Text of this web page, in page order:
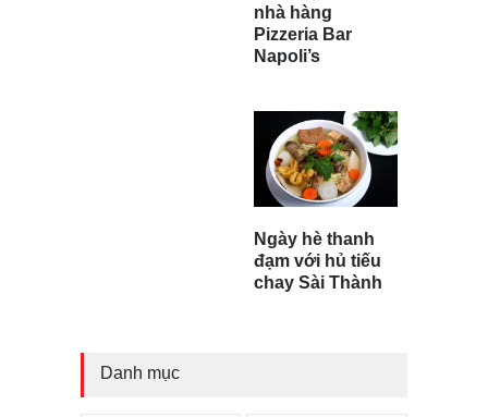
nhà hàng
Pizzeria Bar
Napoli’s
Ngày hè thanh
đạm với hủ tiếu
chay Sài Thành
Danh mục